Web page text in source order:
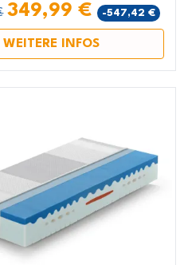
349,99 € -547,42 €
WEITERE INFOS